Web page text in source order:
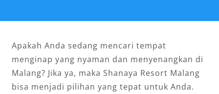
Apakah Anda sedang mencari tempat
menginap yang nyaman dan menyenangkan di
Malang? Jika ya, maka Shanaya Resort Malang
bisa menjadi pilihan yang tepat untuk Anda.